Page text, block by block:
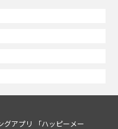
グアプリ 「ハッピーメー